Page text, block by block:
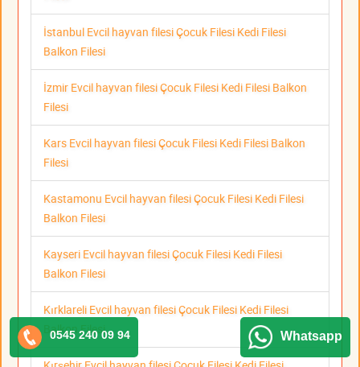
İstanbul Evcil hayvan filesi Çocuk Filesi Kedi Filesi
Balkon Filesi
İzmir Evcil hayvan filesi Çocuk Filesi Kedi Filesi Balkon
Filesi
Kars Evcil hayvan filesi Çocuk Filesi Kedi Filesi Balkon
Filesi
Kastamonu Evcil hayvan filesi Çocuk Filesi Kedi Filesi
Balkon Filesi
Kayseri Evcil hayvan filesi Çocuk Filesi Kedi Filesi
Balkon Filesi
Kırklareli Evcil hayvan filesi Çocuk Filesi Kedi Filesi
Balkon Filesi
0545 240 09 94 Whatsapp